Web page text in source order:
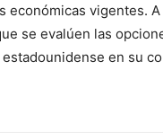
económicas vigentes.
se evalúen las
en su